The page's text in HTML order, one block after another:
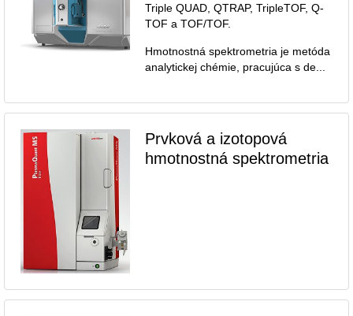
Triple QUAD, QTRAP, TripleTOF, Q-
TOF a TOF/TOF.
Hmotnostná spektrometria je metóda
analytickej chémie, pracujúca s de...
Prvková a izotopová
hmotnostná spektrometria